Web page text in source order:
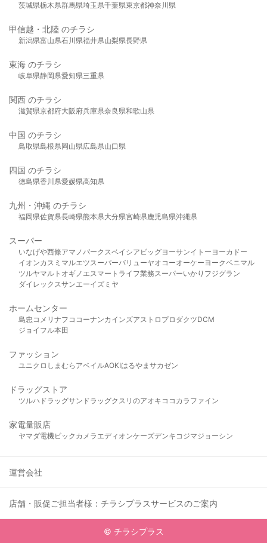
茨城県栃木県群馬県埼玉県千葉県東京都神奈川県
甲信越・北陸 のチラシ
新潟県富山県石川県福井県山梨県長野県
東海 のチラシ
岐阜県静岡県愛知県三重県
関西 のチラシ
滋賀県京都府大阪府兵庫県奈良県和歌山県
中国 のチラシ
鳥取県島根県岡山県広島県山口県
四国 のチラシ
徳島県香川県愛媛県高知県
九州・沖縄 のチラシ
福岡県佐賀県長崎県熊本県大分県宮崎県鹿児島県沖縄県
スーパー
いなげや西條アマノパークスベイシア ビッグヨーサンイトーヨーカドー
イオンカスミ マルエツスーパーバリューヤオコーオーケー ヨークベニマル
ツルヤマルト オギノ エスマート ライフ業務スーパーいかり フジグラン
ダイレックスサンエーイズミヤ
ホームセンター
島忠 コメリ ナフコ コーナンカインズアストロプロダクツDCM
ジョイフル本田
ファッション
ユニクロ しまむら アベイルAOKIはるやま サカゼン
ドラッグストア
ツルハドラッグサンドラッグクスリのアオキ ココカラファイン
家電量販店
ヤマダ電機ビックカメラ エディオンケーズデンキ コジマジョーシン
運営会社
店舗・販促ご担当者様：チラシプラスサービスのご案内
© チラシプラス